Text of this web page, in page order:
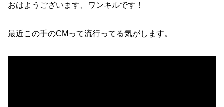
e
a
s
e
c
e
b
o
ail
おはようございます、ワンキルです！
最近この手のCMって流行ってる気がします。